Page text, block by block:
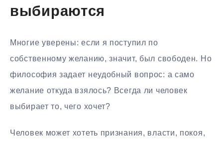
выбираются
Многие уверены: если я поступил по
собственному желанию, значит, был свободен. Но
философия задает неудобный вопрос: а само
желание откуда взялось? Всегда ли человек
выбирает то, чего хочет?
Человек может хотеть признания, власти, покоя,